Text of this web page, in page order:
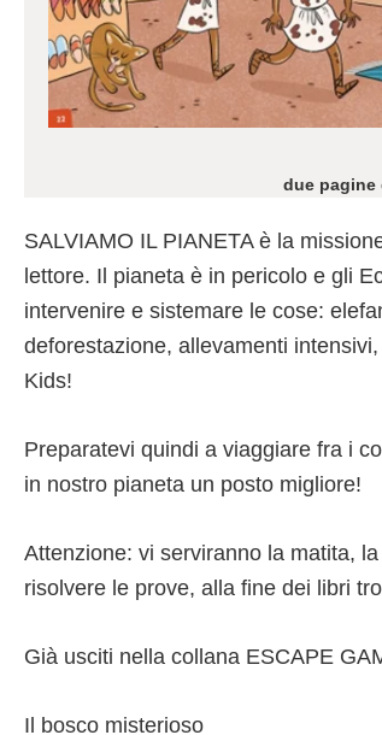
due pagine
SALVIAMO IL PIANETA è la
lettore. Il pianeta è in pericolo e gli
intervenire e sistemare le cose:
deforestazione, allevamenti
Kids!
Preparatevi quindi a viaggiare fra i
in nostro pianeta un posto migliore!
Attenzione: vi serviranno la matita,
risolvere le prove, alla fine dei libri
Già usciti nella collana ESCAPE
Il bosco misterioso